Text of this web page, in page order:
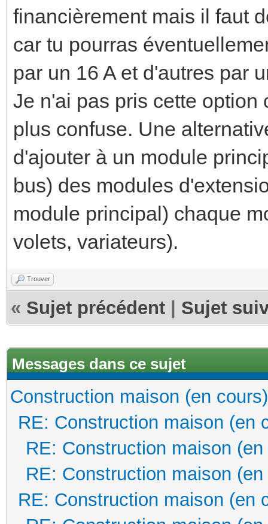
financièrement mais il faut
car tu pourras
par un 16 A et d'autres par
Je n'ai pas pris cette
plus confuse. Une
d'ajouter à un module
bus) des modules
module principal) chaque
volets, variateurs).
Trouver
« Sujet précédent Sujet
Messages dans ce sujet
Construction maison (en cours)
RE: Construction maison (en
RE: Construction maison
RE: Construction maison
RE: Construction maison (en